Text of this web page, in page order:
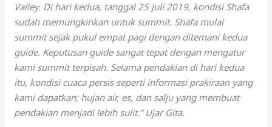
Valley. Di hari kedua, tanggal 25 Juli 2019, kondisi Shafa
sudah memungkinkan untuk summit. Shafa mulai
summit sejak pukul empat pagi dengan ditemani kedua
guide. Keputusan guide sangat tepat dengan mengatur
kami summit terpisah. Selama pendakian di hari kedua
itu, kondisi cuaca persis seperti informasi prakiraan yang
kami dapatkan; hujan air, es, dan salju yang membuat
pendakian menjadi lebih sulit.” Ujar Gita.